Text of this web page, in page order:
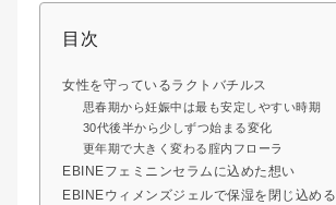
目次
女性を守っているラクトバチルス
思春期から妊娠中は最も安定しやすい時期
30代後半から少しずつ始まる変化
更年期で大きく変わる腟内フローラ
EBINEフェミニンセラムに込めた想い
EBINEウィメンズジェルで保湿を閉じ込める